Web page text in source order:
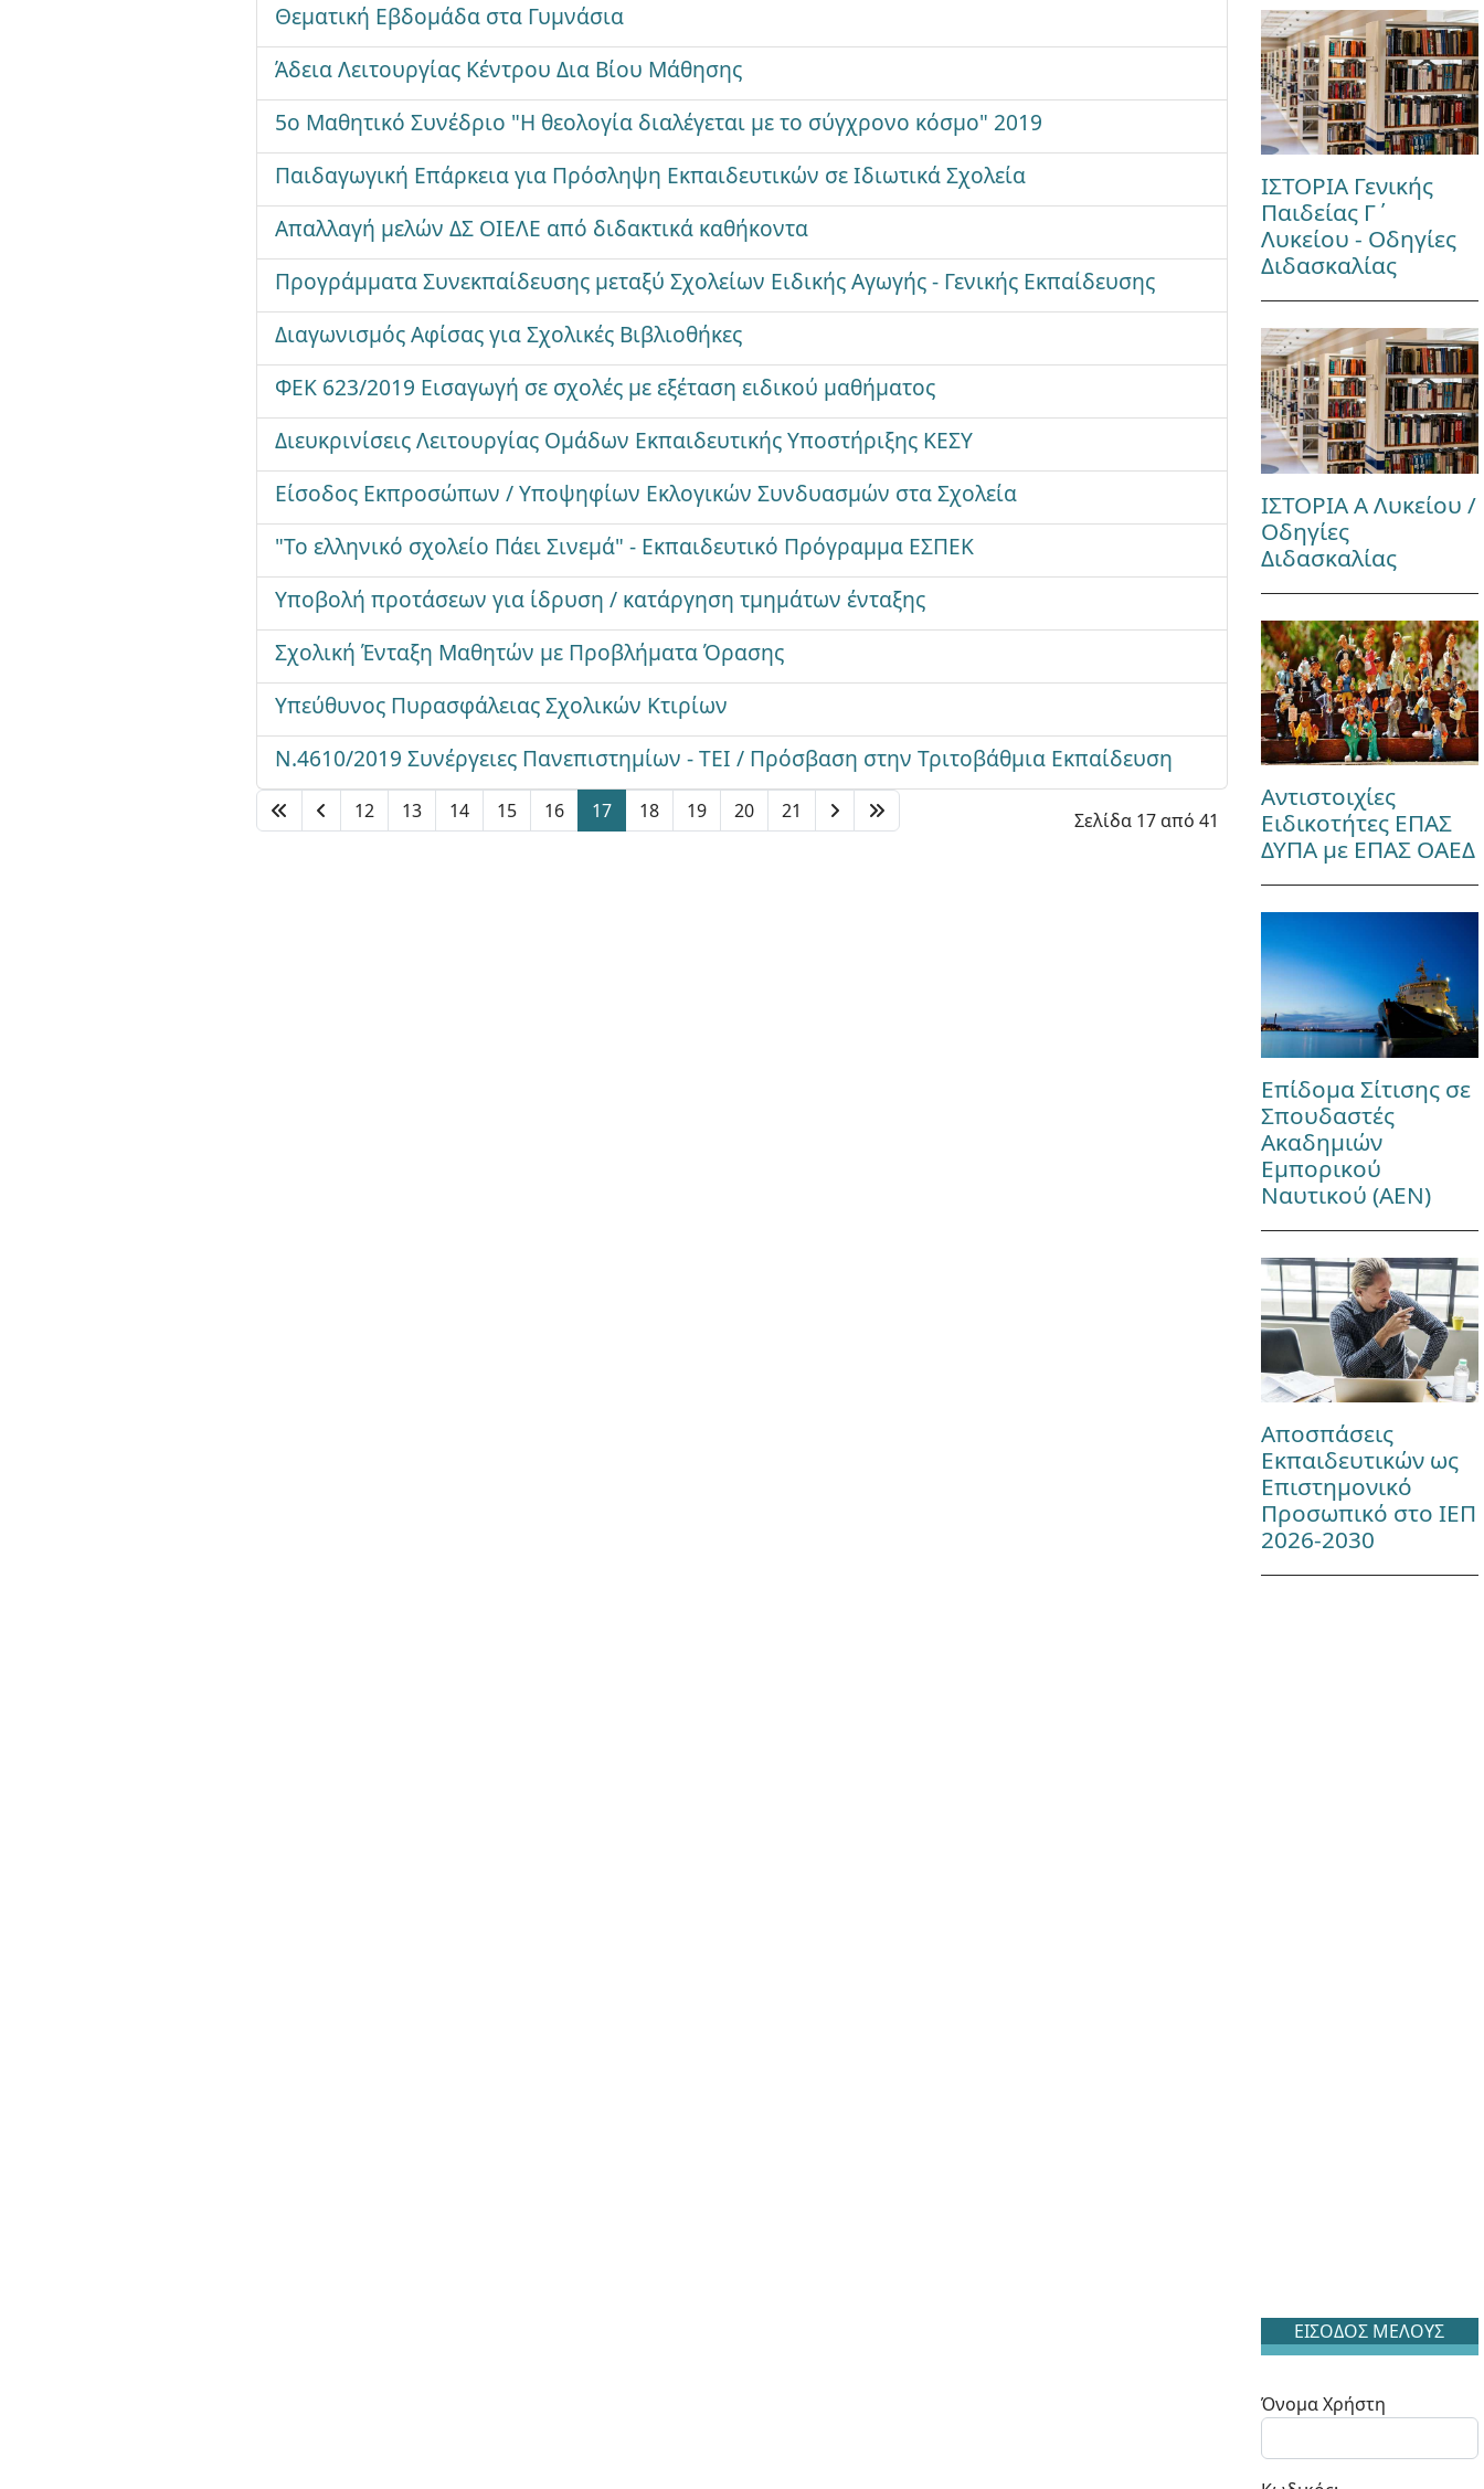
Θεματική Εβδομάδα στα Γυμνάσια
Άδεια Λειτουργίας Κέντρου Δια Βίου Μάθησης
5ο Μαθητικό Συνέδριο "Η θεολογία διαλέγεται με το σύγχρονο κόσμο" 2019
Παιδαγωγική Επάρκεια για Πρόσληψη Εκπαιδευτικών σε Ιδιωτικά Σχολεία
Απαλλαγή μελών ΔΣ ΟΙΕΛΕ από διδακτικά καθήκοντα
Προγράμματα Συνεκπαίδευσης μεταξύ Σχολείων Ειδικής Αγωγής - Γενικής Εκπαίδευσης
Διαγωνισμός Αφίσας για Σχολικές Βιβλιοθήκες
ΦΕΚ 623/2019 Εισαγωγή σε σχολές με εξέταση ειδικού μαθήματος
Διευκρινίσεις Λειτουργίας Ομάδων Εκπαιδευτικής Υποστήριξης ΚΕΣΥ
Είσοδος Εκπροσώπων / Υποψηφίων Εκλογικών Συνδυασμών στα Σχολεία
"Το ελληνικό σχολείο Πάει Σινεμά" - Εκπαιδευτικό Πρόγραμμα ΕΣΠΕΚ
Υποβολή προτάσεων για ίδρυση / κατάργηση τμημάτων ένταξης
Σχολική Ένταξη Μαθητών με Προβλήματα Όρασης
Υπεύθυνος Πυρασφάλειας Σχολικών Κτιρίων
Ν.4610/2019 Συνέργειες Πανεπιστημίων - ΤΕΙ / Πρόσβαση στην Τριτοβάθμια Εκπαίδευση
Σελίδα 17 από 41
12 13 14 15 16 17 18 19 20 21
ΙΣΤΟΡΙΑ Γενικής
Παιδείας Γ΄
Λυκείου - Οδηγίες
Διδασκαλίας
ΙΣΤΟΡΙΑ Α Λυκείου /
Οδηγίες
Διδασκαλίας
Αντιστοιχίες
Ειδικοτήτες ΕΠΑΣ
ΔΥΠΑ με ΕΠΑΣ ΟΑΕΔ
Επίδομα Σίτισης σε
Σπουδαστές
Ακαδημιών
Εμπορικού
Ναυτικού (ΑΕΝ)
Αποσπάσεις
Εκπαιδευτικών ως
Επιστημονικό
Προσωπικό στο ΙΕΠ
2026-2030
ΕΙΣΟΔΟΣ ΜΕΛΟΥΣ
Όνομα Χρήστη